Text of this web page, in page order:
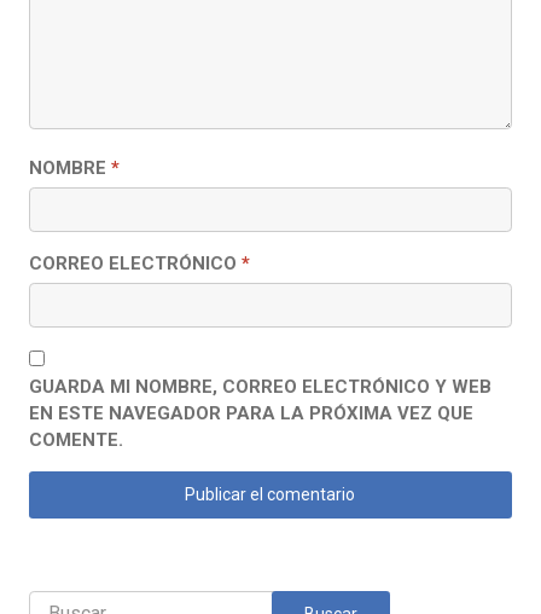
NOMBRE *
CORREO ELECTRÓNICO *
GUARDA MI NOMBRE, CORREO ELECTRÓNICO Y WEB
EN ESTE NAVEGADOR PARA LA PRÓXIMA VEZ QUE
COMENTE.
Buscar: